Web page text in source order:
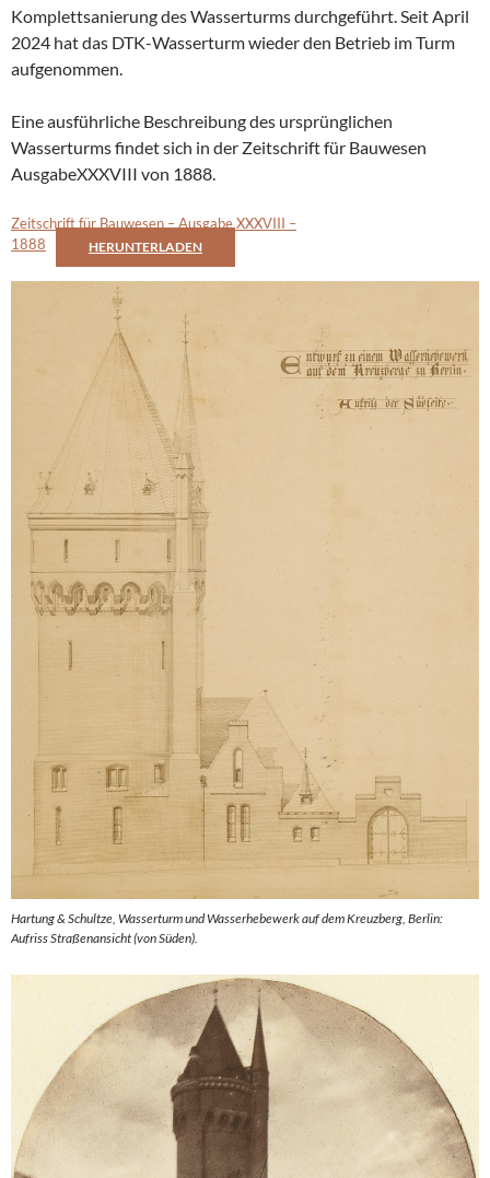
Komplettsanierung des Wasserturms durchgeführt. Seit April
2024 hat das DTK-Wasserturm wieder den Betrieb im Turm
aufgenommen.
Eine ausführliche Beschreibung des ursprünglichen
Wasserturms findet sich in der Zeitschrift für Bauwesen
AusgabeXXXVIII von 1888.
Zeitschrift für Bauwesen – Ausgabe XXXVIII –
1888
HERUNTERLADEN
Hartung & Schultze, Wasserturm und Wasserhebewerk auf dem Kreuzberg, Berlin:
Aufriss Straßenansicht (von Süden).